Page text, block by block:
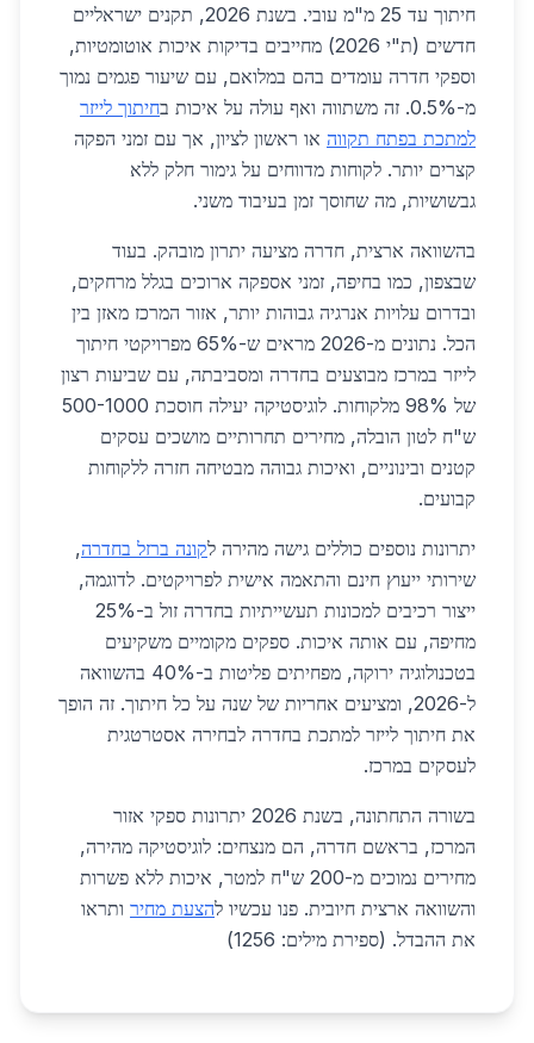
חיתוך עד 25 מ"מ עובי. בשנת 2026, תקנים ישראליים
חדשים (ת"י 2026) מחייבים בדיקות איכות אוטומטיות,
וספקי חדרה עומדים בהם במלואם, עם שיעור פגמים נמוך
מ-0.5%. זה משתווה ואף עולה על איכות ב
חיתוך לייזר
למתכת בפתח תקווה או ראשון לציון, אך עם זמני הפקה
קצרים יותר. לקוחות מדווחים על גימור חלק ללא
גבשושיות, מה שחוסך זמן בעיבוד משני.
בהשוואה ארצית, חדרה מציעה יתרון מובהק. בעוד
שבצפון, כמו בחיפה, זמני אספקה ארוכים בגלל מרחקים,
ובדרום עלויות אנרגיה גבוהות יותר, אזור המרכז מאזן בין
הכל. נתונים מ-2026 מראים ש-65% מפרויקטי חיתוך
לייזר במרכז מבוצעים בחדרה ומסביבתה, עם שביעות רצון
של 98% מלקוחות. לוגיסטיקה יעילה חוסכת 500-1000
ש"ח לטון הובלה, מחירים תחרותיים מושכים עסקים
קטנים ובינוניים, ואיכות גבוהה מבטיחה חזרה ללקוחות
קבועים.
יתרונות נוספים כוללים גישה מהירה לקונה ברזל בחדרה,
שירותי ייעוץ חינם והתאמה אישית לפרויקטים. לדוגמה,
ייצור רכיבים למכונות תעשייתיות בחדרה זול ב-25%
מחיפה, עם אותה איכות. ספקים מקומיים משקיעים
בטכנולוגיה ירוקה, מפחיתים פליטות ב-40% בהשוואה
ל-2026, ומציעים אחריות של שנה על כל חיתוך. זה הופך
את חיתוך לייזר למתכת בחדרה לבחירה אסטרטגית
לעסקים במרכז.
בשורה התחתונה, בשנת 2026 יתרונות ספקי אזור
המרכז, בראשם חדרה, הם מנצחים: לוגיסטיקה מהירה,
מחירים נמוכים מ-200 ש"ח למטר, איכות ללא פשרות
והשוואה ארצית חיובית. פנו עכשיו להצעת מחיר ותראו
את ההבדל. (ספירת מילים: 1256)